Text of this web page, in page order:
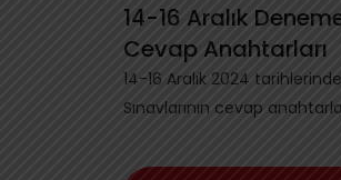
14-16 Aralık
Cevap Anahtarları
14-16 Aralık 2024
Sınavlarının cevap